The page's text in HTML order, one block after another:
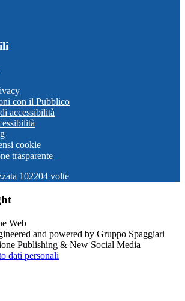
con il Pubblico
accessibilità
cookie
trasparente
102204 volte
and powered by Gruppo Spaggiari
Publishing & New Social Media
dati personali